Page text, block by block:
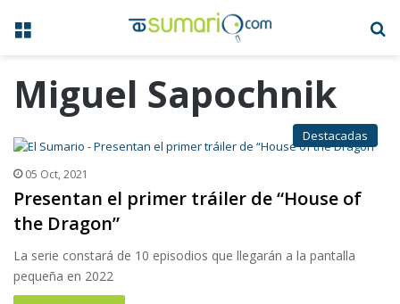
Menú
Miguel Sapochnik
Destacadas
05 Oct, 2021
Presentan el primer tráiler de “House of
the Dragon”
La serie constará de 10 episodios que llegarán a la pantalla
pequeña en 2022